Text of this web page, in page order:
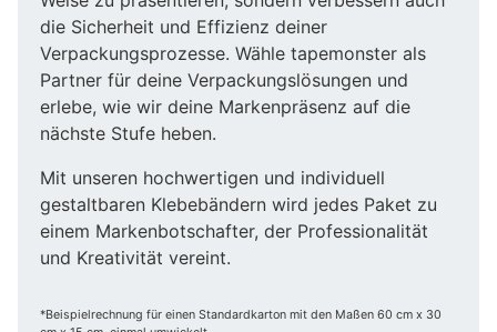
die Sicherheit und Effizienz deiner
Verpackungsprozesse. Wähle tapemonster als
Partner für deine Verpackungslösungen und
erlebe, wie wir deine Markenpräsenz auf die
nächste Stufe heben.
Mit unseren hochwertigen und individuell
gestaltbaren Klebebändern wird jedes Paket zu
einem Markenbotschafter, der Professionalität
und Kreativität vereint.
*Beispielrechnung für einen Standardkarton mit den Maßen 60 cm x 30